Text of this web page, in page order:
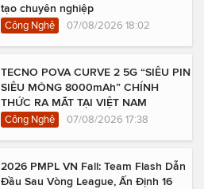
tạo chuyên nghiệp
Công Nghệ 07/08/2026 18:02
TECNO POVA CURVE 2 5G “SIÊU PIN
SIÊU MỎNG 8000mAh” CHÍNH
THỨC RA MẮT TẠI VIỆT NAM
Công Nghệ 07/08/2026 17:38
2026 PMPL VN Fall: Team Flash Dẫn
Đầu Sau Vòng League, Ấn Định 16